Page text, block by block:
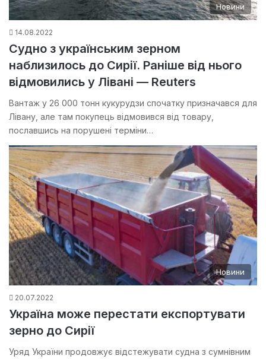
Новини
14.08.2022
Судно з українським зерном
наблизилось до Сирії. Раніше від нього
відмовились у Лівані — Reuters
Вантаж у 26 000 тонн кукурудзи спочатку призначався для
Лівану, але там покупець відмовився від товару,
пославшись на порушені терміни…
Новини
20.07.2022
Україна може перестати експортувати
зерно до Сирії
Уряд України продовжує відстежувати судна з сумнівним